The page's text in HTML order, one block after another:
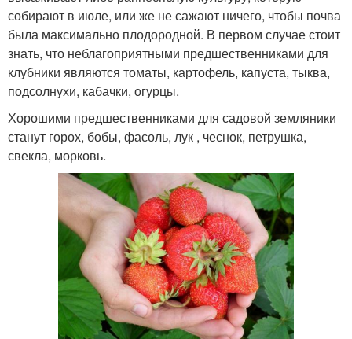
собирают в июле, или же не сажают ничего, чтобы почва
была максимально плодородной. В первом случае стоит
знать, что неблагоприятными предшественниками для
клубники являются томаты, картофель, капуста, тыква,
подсолнухи, кабачки, огурцы.
Хорошими предшественниками для садовой земляники
станут горох, бобы, фасоль, лук , чеснок, петрушка,
свекла, морковь.